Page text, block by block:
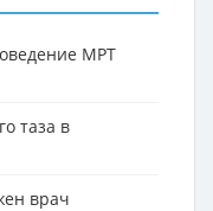
МРТ
таза в
врач